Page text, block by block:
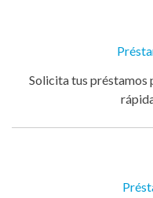
Solicita tus préstamos